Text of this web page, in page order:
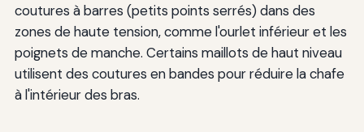
coutures à barres (petits points serrés) dans des
zones de haute tension, comme l'ourlet inférieur et les
poignets de manche. Certains maillots de haut niveau
utilisent des coutures en bandes pour réduire la chafe
à l'intérieur des bras.